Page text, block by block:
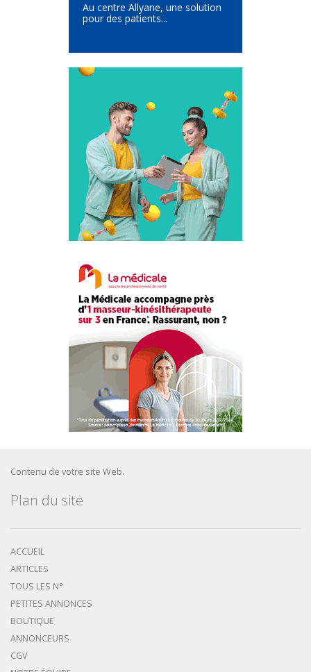
Au centre Allyane, une solution
pour des patients...
Contenu de votre site Web.
Plan du site
ACCUEIL
ARTICLES
TOUS LES N°
PETITES ANNONCES
BOUTIQUE
ANNONCEURS
CGV